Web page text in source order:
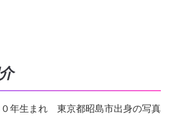
年生まれ 東京都昭島市出身の写真